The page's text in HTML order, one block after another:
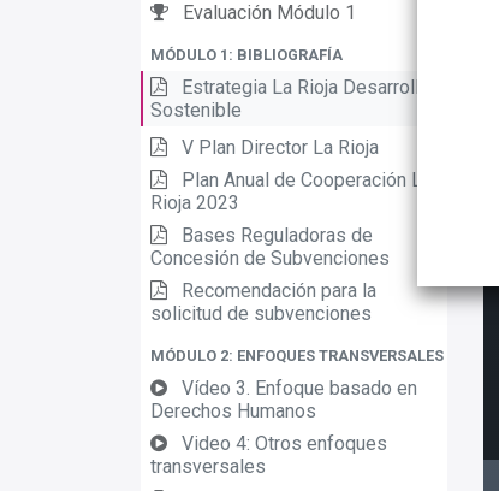
Evaluación Módulo 1
MÓDULO 1: BIBLIOGRAFÍA
Estrategia La Rioja Desarrollo
Sostenible
V Plan Director La Rioja
Plan Anual de Cooperación La
Rioja 2023
Bases Reguladoras de
Concesión de Subvenciones
Recomendación para la
solicitud de subvenciones
MÓDULO 2: ENFOQUES TRANSVERSALES
Vídeo 3. Enfoque basado en
Derechos Humanos
Video 4: Otros enfoques
transversales